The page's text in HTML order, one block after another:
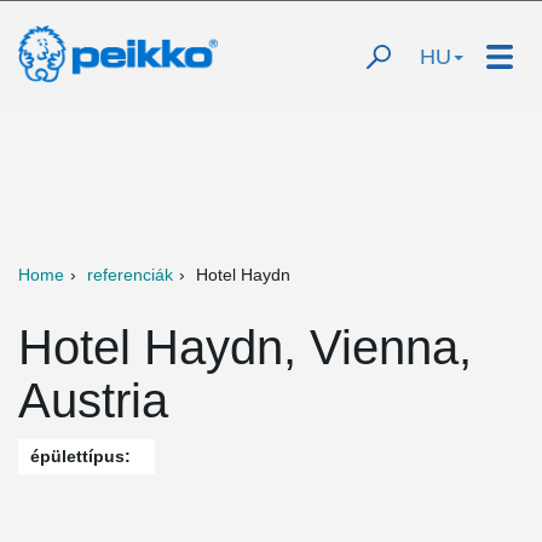
HU
Home referenciák Hotel Haydn
Hotel Haydn, Vienna,
Austria
épülettípus: